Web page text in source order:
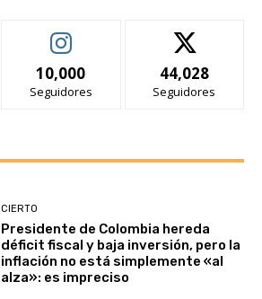
10,000
Seguidores
44,028
Seguidores
CIERTO
Presidente de Colombia hereda
déficit fiscal y baja inversión, pero la
inflación no está simplemente «al
alza»: es impreciso